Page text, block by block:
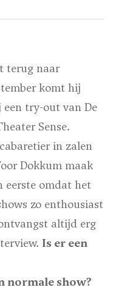
terug naar
komt hij
try-out van De
Sense.
in zalen
Dokkum maak
eerste omdat het
zo enthousiast
altijd erg
Is er een
normale show?